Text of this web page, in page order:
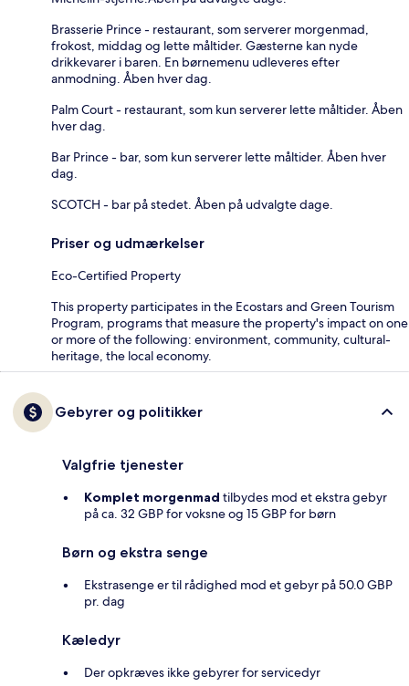
Brasserie Prince - restaurant, som serverer morgenmad,
frokost, middag og lette måltider. Gæsterne kan nyde
drikkevarer i baren. En børnemenu udleveres efter
anmodning. Åben hver dag.
Palm Court - restaurant, som kun serverer lette måltider. Åben
hver dag.
Bar Prince - bar, som kun serverer lette måltider. Åben hver
dag.
SCOTCH - bar på stedet. Åben på udvalgte dage.
Priser og udmærkelser
Eco-Certified Property
This property participates in the Ecostars and Green Tourism
Program, programs that measure the property's impact on one
or more of the following: environment, community, cultural-
heritage, the local economy.
Gebyrer og politikker
Valgfrie tjenester
Komplet morgenmad tilbydes mod et ekstra gebyr
på ca. 32 GBP for voksne og 15 GBP for børn
Børn og ekstra senge
Ekstrasenge er til rådighed mod et gebyr på 50.0 GBP
pr. dag
Kæledyr
Der opkræves ikke gebyrer for servicedyr